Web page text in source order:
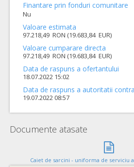
Finantare prin fonduri comunitare
Nu
Valoare estimata
97.218,49 RON (19.683,84 EUR)
Valoare cumparare directa
97.218,49 RON (19.683,84 EUR)
Data de raspuns a ofertantului
18.07.2022 15:02
Data de raspuns a autoritatii
19.07.2022 08:57
Documente atasate
Caiet de sarcini - uniforma de serviciu